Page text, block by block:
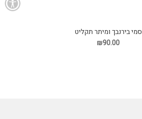
סמי בירנבך ומיתר תקליט
₪90.00